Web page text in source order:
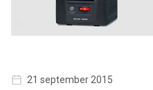
21 september 2015